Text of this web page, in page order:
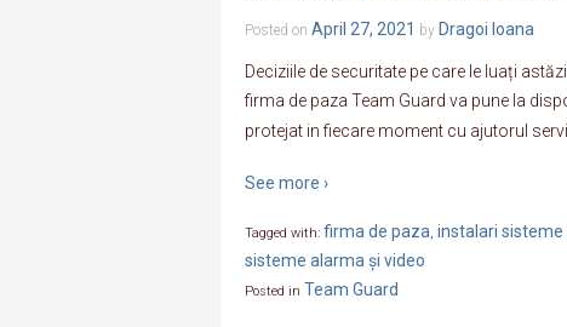
Posted on April 27, 2021 by Dragoi Ioana
Deciziile de securitate pe care le luați
firma de paza Team Guard va pune la
protejat in fiecare moment cu ajutorul
See more ›
Tagged with: firma de paza, instalari sisteme
sisteme alarma și video
Posted in Team Guard